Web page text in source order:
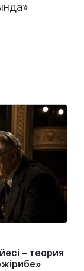
– теория